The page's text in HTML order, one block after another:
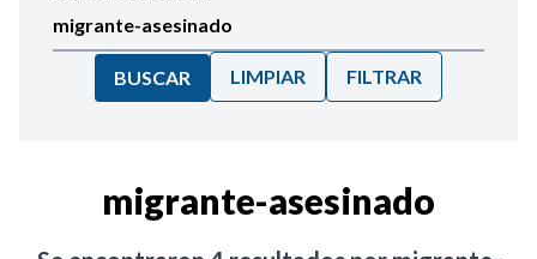
BUSCAR LIMPIAR FILTRAR
migrante-asesinado